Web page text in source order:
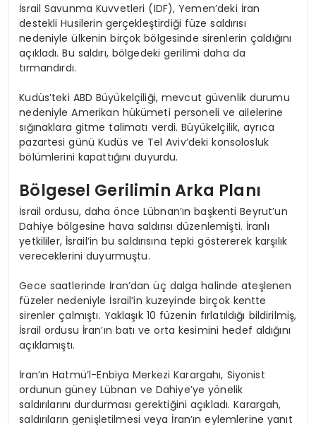
İsrail Savunma Kuvvetleri (IDF), Yemen’deki İran
destekli Husilerin gerçekleştirdiği füze saldırısı
nedeniyle ülkenin birçok bölgesinde sirenlerin çaldığını
açıkladı. Bu saldırı, bölgedeki gerilimi daha da
tırmandırdı.
Kudüs’teki ABD Büyükelçiliği, mevcut güvenlik durumu
nedeniyle Amerikan hükümeti personeli ve ailelerine
sığınaklara gitme talimatı verdi. Büyükelçilik, ayrıca
pazartesi günü Kudüs ve Tel Aviv’deki konsolosluk
bölümlerini kapattığını duyurdu.
Bölgesel Gerilimin Arka Planı
İsrail ordusu, daha önce Lübnan’ın başkenti Beyrut’un
Dahiye bölgesine hava saldırısı düzenlemişti. İranlı
yetkililer, İsrail’in bu saldırısına tepki göstererek karşılık
vereceklerini duyurmuştu.
Gece saatlerinde İran’dan üç dalga halinde ateşlenen
füzeler nedeniyle İsrail’in kuzeyinde birçok kentte
sirenler çalmıştı. Yaklaşık 10 füzenin fırlatıldığı bildirilmiş,
İsrail ordusu İran’ın batı ve orta kesimini hedef aldığını
açıklamıştı.
İran’ın Hatmü’l-Enbiya Merkezi Karargahı, Siyonist
ordunun güney Lübnan ve Dahiye’ye yönelik
saldırılarını durdurması gerektiğini açıkladı. Karargah,
saldırıların genişletilmesi veya İran’ın eylemlerine yanıt